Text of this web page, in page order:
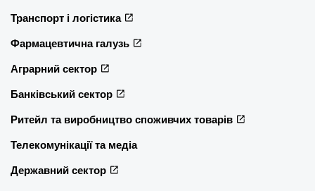
Транспорт і логістика
Фармацевтична галузь
Аграрний сектор
Банківський сектор
Ритейл та виробництво споживчих товарів
Телекомунікації та медіа
Державний сектор